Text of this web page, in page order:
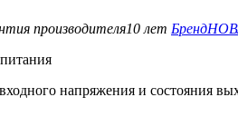
производителя10 лет Бренд
напряжения и состояния